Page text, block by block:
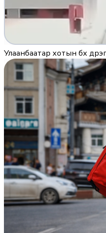
Улаанбаатар хотын бүх